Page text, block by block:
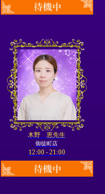
木野 恵先生
御徒町店
12:00 - 21:00